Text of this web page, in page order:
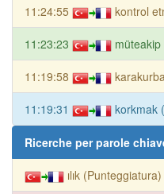
11:24:55 kontrol
11:23:23
11:19:58
11:19:31 korkmak
Ricerche per parole
ılık